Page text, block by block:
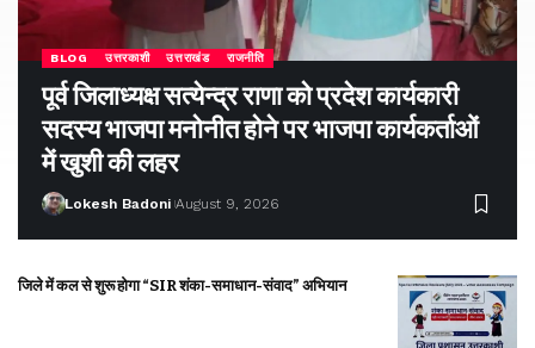
BLOG उत्तरकाशी उत्तराखंड राजनीति
पूर्व जिलाध्यक्ष सत्येन्द्र राणा को प्रदेश कार्यकारी
सदस्य भाजपा मनोनीत होने पर भाजपा कार्यकर्ताओं
में खुशी की लहर
Lokesh Badoni August 9, 2026
जिले में कल से शुरू होगा “SIR शंका-समाधान-संवाद” अभियान